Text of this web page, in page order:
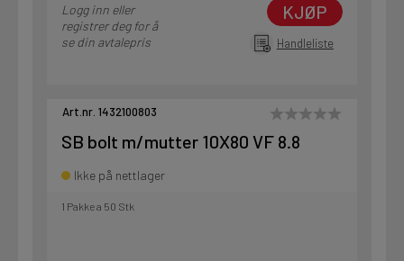
Logg inn eller
registrer deg for å
se din avtalepris
KJØP
Handleliste
Art.nr. 1432100803
SB bolt m/mutter 10X80 VF 8.8
Ikke på nettlager
1 Pakke a 50 Stk